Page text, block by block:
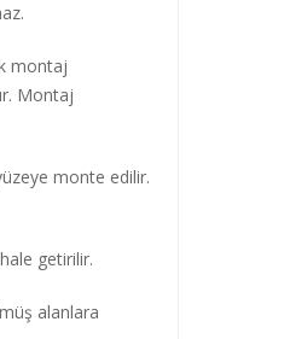
montaj
Montaj
monte edilir.
getirilir.
alanlara